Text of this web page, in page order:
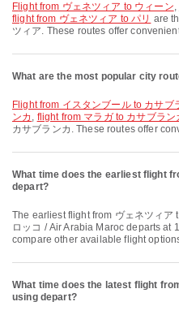
flight from ヴェネツィア to ウィーン,
flight from ヴェネツィア to パリ are
ツィア. These routes offer
What are the most popular city
flight from イスタンブール to カサブ
ンカ , flight from マラガ to カサブラン
カサブランカ. These routes offer
What time does the earliest flight
depart?
The earliest flight from ヴェネツィア to カサブランカ with エア･アラビア･モ
ロッコ / Air Arabia Maroc departs at
compare other available flight
What time does the latest flight
using depart?